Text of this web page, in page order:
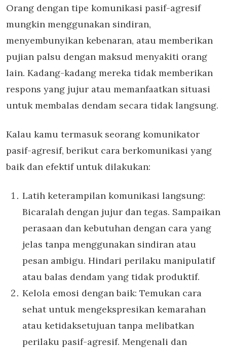
Orang dengan tipe komunikasi pasif-agresif
mungkin menggunakan sindiran,
menyembunyikan kebenaran, atau memberikan
pujian palsu dengan maksud menyakiti orang
lain. Kadang-kadang mereka tidak memberikan
respons yang jujur atau memanfaatkan situasi
untuk membalas dendam secara tidak langsung.
Kalau kamu termasuk seorang komunikator
pasif-agresif, berikut cara berkomunikasi yang
baik dan efektif untuk dilakukan:
Latih keterampilan komunikasi langsung:
Bicaralah dengan jujur dan tegas. Sampaikan
perasaan dan kebutuhan dengan cara yang
jelas tanpa menggunakan sindiran atau
pesan ambigu. Hindari perilaku manipulatif
atau balas dendam yang tidak produktif.
Kelola emosi dengan baik: Temukan cara
sehat untuk mengekspresikan kemarahan
atau ketidaksetujuan tanpa melibatkan
perilaku pasif-agresif. Mengenali dan